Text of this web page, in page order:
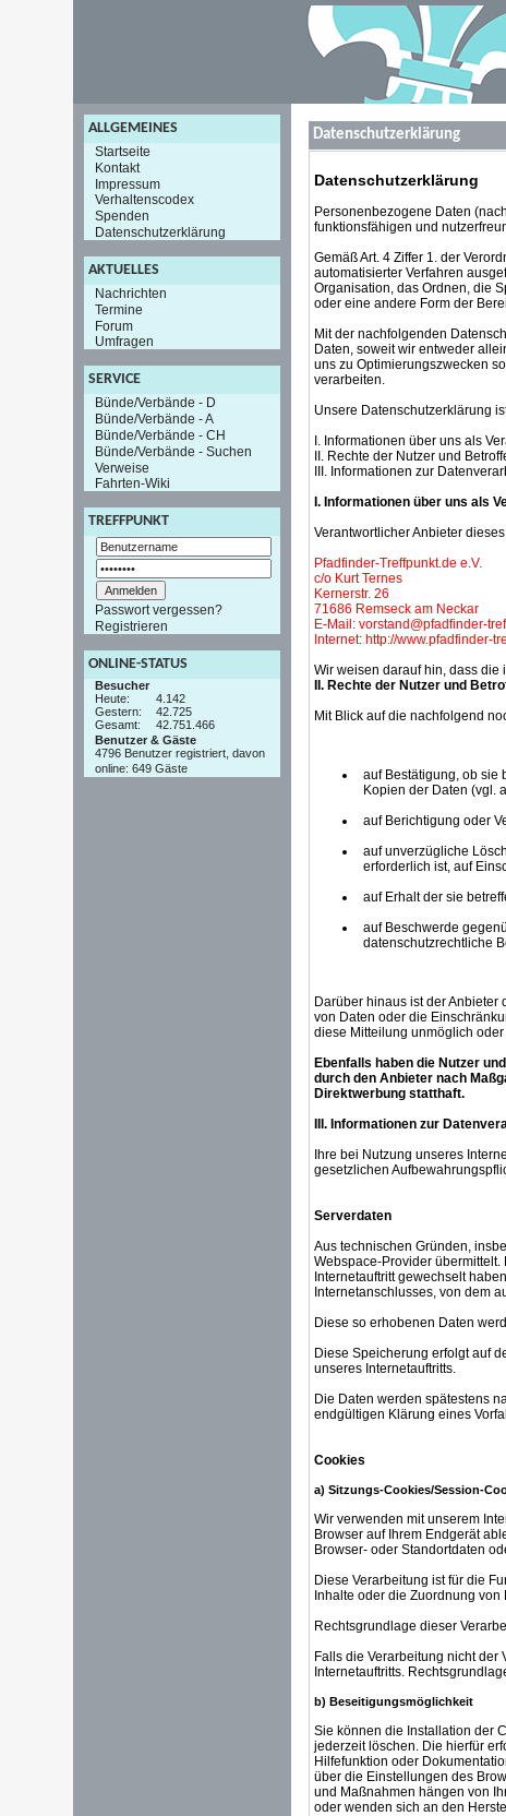
ALLGEMEINES
Startseite
Kontakt
Impressum
Verhaltenscodex
Spenden
Datenschutzerklärung
AKTUELLES
Nachrichten
Termine
Forum
Umfragen
SERVICE
Bünde/Verbände - D
Bünde/Verbände - A
Bünde/Verbände - CH
Bünde/Verbände - Suchen
Verweise
Fahrten-Wiki
TREFFPUNKT
Passwort vergessen?
Registrieren
ONLINE-STATUS
Besucher
Heute:
4.142
Gestern:
42.725
Gesamt:
42.751.466
Benutzer & Gäste
4796 Benutzer registriert, davon
online: 649 Gäste
Datenschutzerklärung
Datenschutzerklärung
Personenbezogene Daten
funktionsfähigen und
Gemäß Art. 4 Ziffer 1. der
automatisierter Verfahren
Organisation, das Ordnen, die
oder eine andere Form der
Mit der nachfolgenden
Daten, soweit wir entweder
uns zu Optimierungszwecken
verarbeiten.
Unsere Datenschutzerklärung
I. Informationen über uns als
II. Rechte der Nutzer und
III. Informationen zur
I. Informationen über uns als
Verantwortlicher Anbieter
Pfadfinder-Treffpunkt.de e.V.
c/o Kurt Ternes
Kernerstr. 26
71686 Remseck am Neckar
E-Mail: vorstand@pfadfinder-
Internet: http://www.pfadfinder-
Wir weisen darauf hin, dass
II. Rechte der Nutzer und
Mit Blick auf die nachfolgend
auf Bestätigung, ob sie
Kopien der Daten (vgl.
auf Berichtigung oder
auf unverzügliche
erforderlich ist, auf
auf Erhalt der sie
auf Beschwerde
datenschutzrechtliche
Darüber hinaus ist der
von Daten oder die
diese Mitteilung unmöglich
Ebenfalls haben die Nutzer
durch den Anbieter nach
Direktwerbung statthaft.
III. Informationen zur
Ihre bei Nutzung unseres
gesetzlichen
Serverdaten
Aus technischen Gründen,
Webspace-Provider
Internetauftritt gewechselt
Internetanschlusses, von dem
Diese so erhobenen Daten
Diese Speicherung erfolgt auf
unseres Internetauftritts.
Die Daten werden spätestens
endgültigen Klärung eines
Cookies
a) Sitzungs-Cookies/Session-
Wir verwenden mit unserem
Browser auf Ihrem Endgerät
Browser- oder Standortdaten
Diese Verarbeitung ist für die
Inhalte oder die Zuordnung
Rechtsgrundlage dieser
Falls die Verarbeitung nicht
Internetauftritts.
b) Beseitigungsmöglichkeit
Sie können die Installation der
jederzeit löschen. Die hierfür
Hilfefunktion oder
über die Einstellungen des
und Maßnahmen hängen von
oder wenden sich an den